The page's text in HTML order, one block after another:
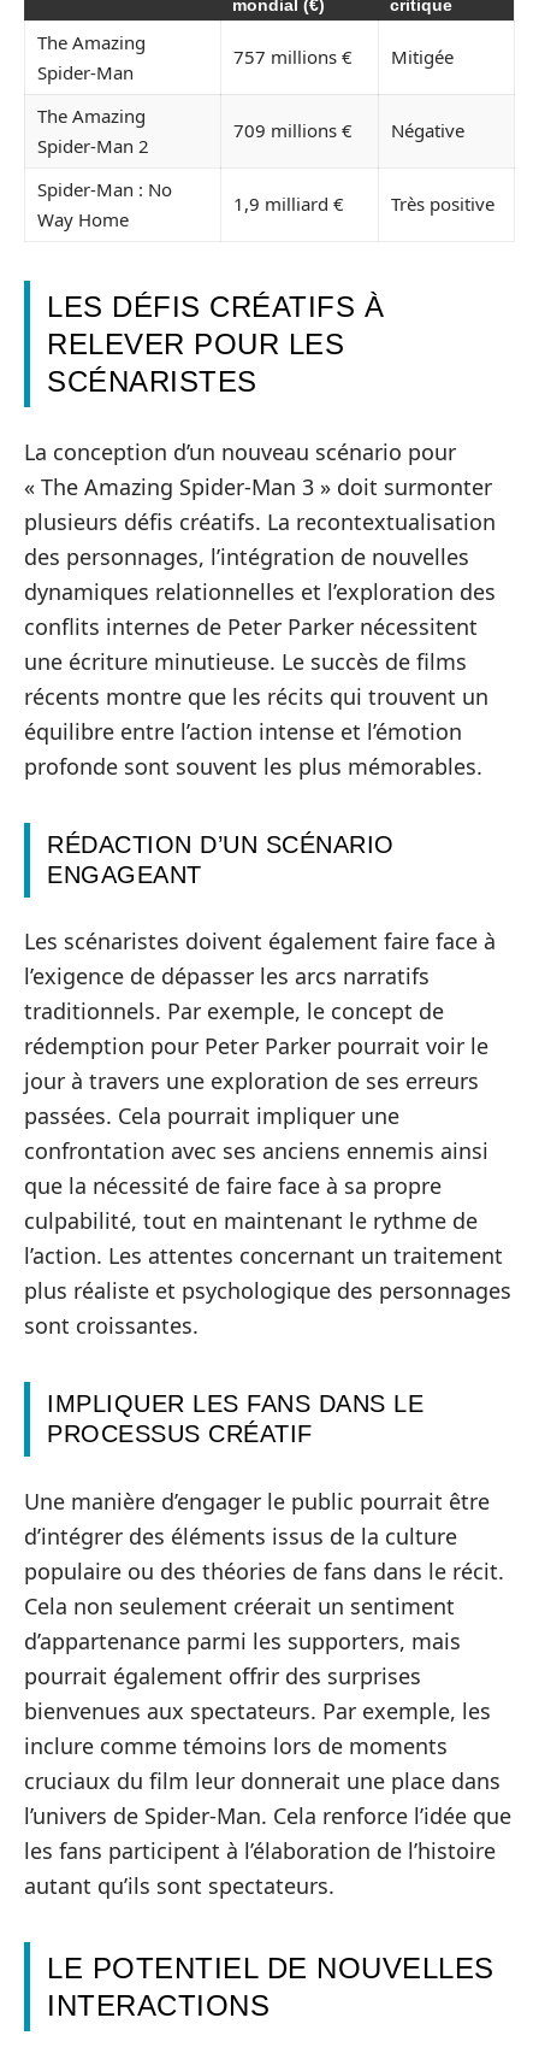
mondial (€) critique
The Amazing
Spider-Man
757 millions € Mitigée
The Amazing
Spider-Man 2
709 millions € Négative
Spider-Man : No
Way Home
1,9 milliard € Très positive
LES DÉFIS CRÉATIFS À
RELEVER POUR LES
SCÉNARISTES
La conception d’un nouveau scénario pour
« The Amazing Spider-Man 3 » doit surmonter
plusieurs défis créatifs. La recontextualisation
des personnages, l’intégration de nouvelles
dynamiques relationnelles et l’exploration des
conflits internes de Peter Parker nécessitent
une écriture minutieuse. Le succès de films
récents montre que les récits qui trouvent un
équilibre entre l’action intense et l’émotion
profonde sont souvent les plus mémorables.
RÉDACTION D’UN SCÉNARIO
ENGAGEANT
Les scénaristes doivent également faire face à
l’exigence de dépasser les arcs narratifs
traditionnels. Par exemple, le concept de
rédemption pour Peter Parker pourrait voir le
jour à travers une exploration de ses erreurs
passées. Cela pourrait impliquer une
confrontation avec ses anciens ennemis ainsi
que la nécessité de faire face à sa propre
culpabilité, tout en maintenant le rythme de
l’action. Les attentes concernant un traitement
plus réaliste et psychologique des personnages
sont croissantes.
IMPLIQUER LES FANS DANS LE
PROCESSUS CRÉATIF
Une manière d’engager le public pourrait être
d’intégrer des éléments issus de la culture
populaire ou des théories de fans dans le récit.
Cela non seulement créerait un sentiment
d’appartenance parmi les supporters, mais
pourrait également offrir des surprises
bienvenues aux spectateurs. Par exemple, les
inclure comme témoins lors de moments
cruciaux du film leur donnerait une place dans
l’univers de Spider-Man. Cela renforce l’idée que
les fans participent à l’élaboration de l’histoire
autant qu’ils sont spectateurs.
LE POTENTIEL DE NOUVELLES
INTERACTIONS